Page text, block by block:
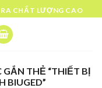
CHẤT LƯỢNG CAO
THẺ “THIẾT BỊ
BIUGED”